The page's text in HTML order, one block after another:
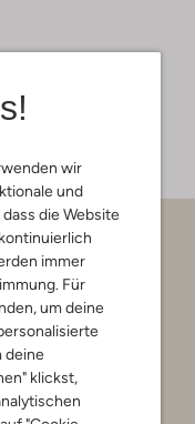
wir
und
die Website
immer
Für
um deine
deine
klickst,